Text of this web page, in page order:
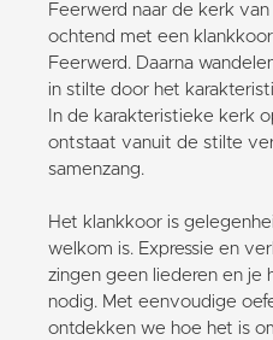
Feerwerd naar de kerk
ochtend met een
Feerwerd. Daarna
in stilte door het
In de karakteristieke kerk
ontstaat vanuit de stilte
samenzang.
Het klankkoor is
welkom is. Expressie en
zingen geen liederen en je
nodig. Met eenvoudige
ontdekken we hoe het is